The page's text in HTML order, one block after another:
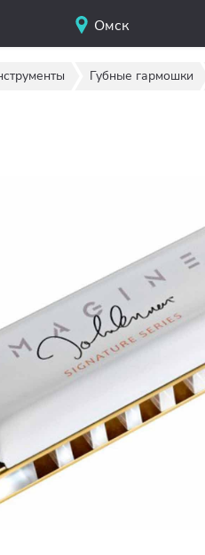
Омск
Губные гармошки